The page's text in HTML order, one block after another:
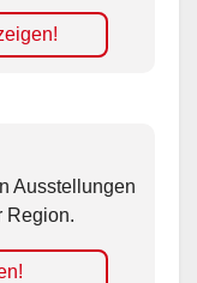
Ausstellungen
Region.